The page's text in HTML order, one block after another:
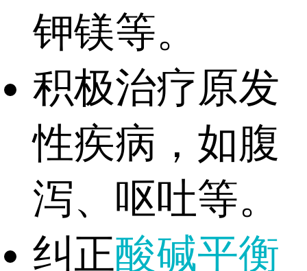
钾镁等。
积极治疗原发
性疾病，如腹
泻、呕吐等。
纠正酸碱平衡